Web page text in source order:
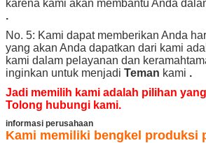
karena kami akan membantu Anda
.
No. 5: Kami dapat memberikan Anda
yang akan Anda dapatkan dari kami
kami dalam pelayanan dan
inginkan untuk menjadi Teman kami .
Jadi memilih kami adalah pilihan
Tolong hubungi kami.
informasi perusahaan
Kami memiliki bengkel produksi